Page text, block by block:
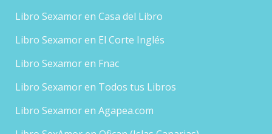
Libro Sexamor en Casa del Libro
Libro Sexamor en El Corte Inglés
Libro Sexamor en Fnac
Libro Sexamor en Todos tus Libros
Libro Sexamor en Agapea.com